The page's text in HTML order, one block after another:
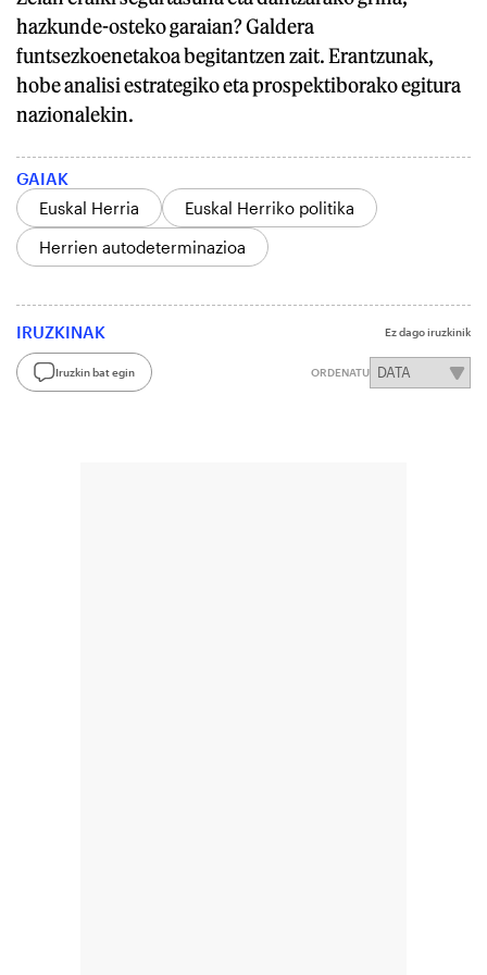
hazkunde-osteko garaian? Galdera
funtsezkoenetakoa begitantzen zait. Erantzunak,
hobe analisi estrategiko eta prospektiborako egitura
nazionalekin.
GAIAK
Euskal Herria
Euskal Herriko politika
Herrien autodeterminazioa
IRUZKINAK Ez dago iruzkinik
Iruzkin bat egin ORDENATU